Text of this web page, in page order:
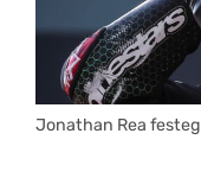
Jonathan Rea